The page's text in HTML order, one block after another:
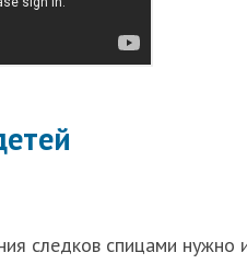
следков спицами нужно